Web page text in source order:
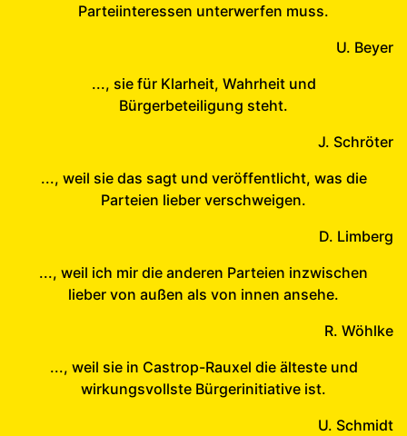
Parteiinteressen unterwerfen muss.
U. Beyer
..., sie für Klarheit, Wahrheit und
Bürgerbeteiligung steht.
J. Schröter
..., weil sie das sagt und veröffentlicht, was die
Parteien lieber verschweigen.
D. Limberg
..., weil ich mir die anderen Parteien inzwischen
lieber von außen als von innen ansehe.
R. Wöhlke
..., weil sie in Castrop-Rauxel die älteste und
wirkungsvollste Bürgerinitiative ist.
U. Schmidt